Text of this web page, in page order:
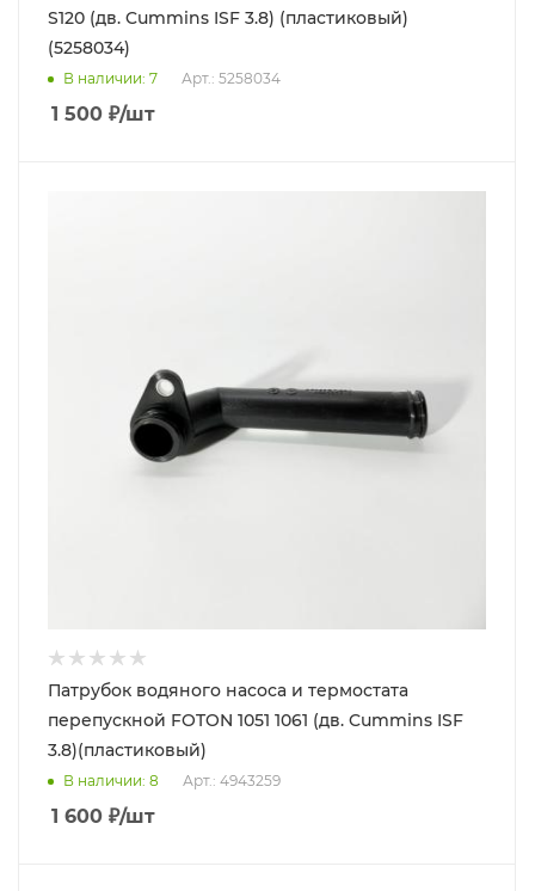
S120 (дв. Cummins ISF 3.8) (пластиковый)
(5258034)
В наличии: 7 Арт.: 5258034
1 500 ₽/шт
Патрубок водяного насоса и термостата
перепускной FOTON 1051 1061 (дв. Cummins ISF
3.8)(пластиковый)
В наличии: 8 Арт.: 4943259
1 600 ₽/шт